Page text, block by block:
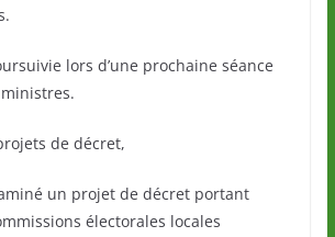
lors d’une prochaine séance
de décret,
un projet de décret portant
électorales locales